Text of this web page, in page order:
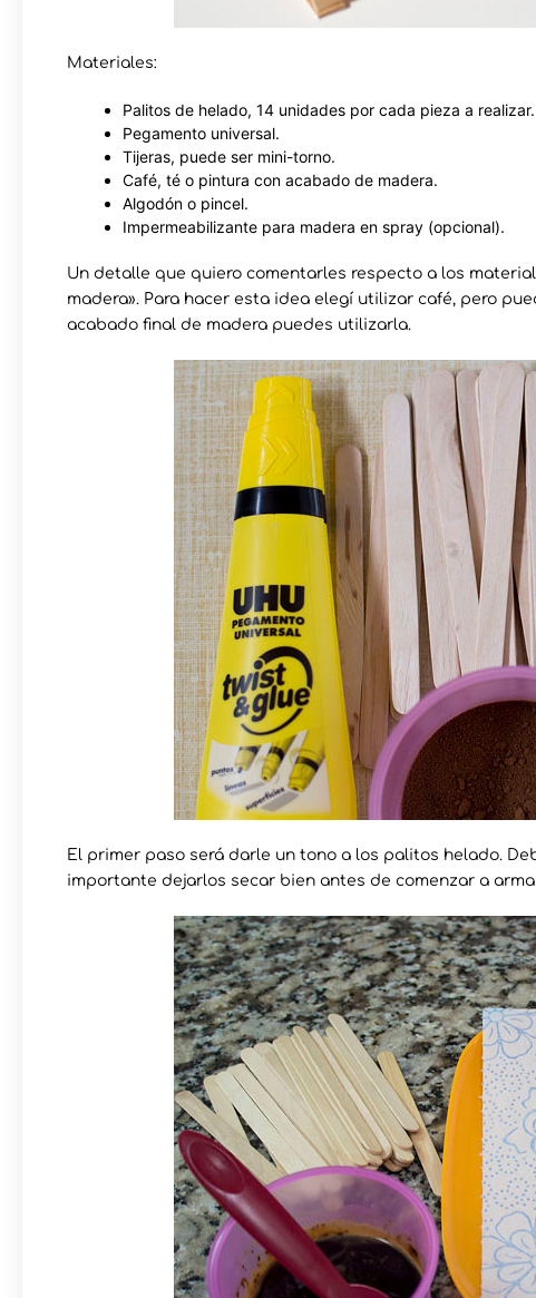
Materiales:
Palitos de helado, 14 unidades por cada pieza a realizar.
Pegamento universal.
Tijeras, puede ser mini-torno.
Café, té o pintura con acabado de madera.
Algodón o pincel.
Impermeabilizante para madera en spray (opcional).
Un detalle que quiero comentarles respecto a los
madera». Para hacer esta idea elegí utilizar café, pero
acabado final de madera puedes utilizarla.
El primer paso será darle un tono a los palitos helado.
importante dejarlos secar bien antes de comenzar a